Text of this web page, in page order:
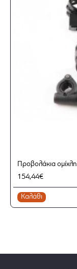
Προβολάκια
154,44€
Καλάθι